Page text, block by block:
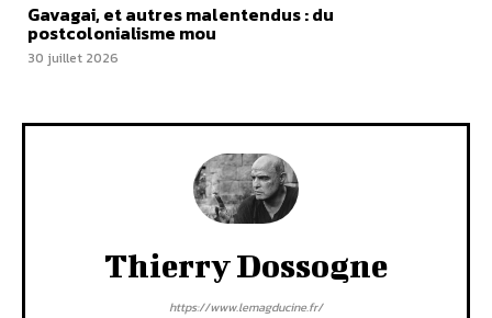
Gavagai, et autres malentendus : du
postcolonialisme mou
30 juillet 2026
Thierry Dossogne
https://www.lemagducine.fr/